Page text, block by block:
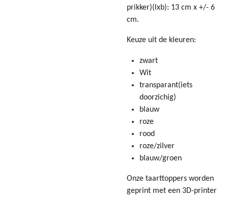
prikker)(lxb): 13 cm x +/- 6
cm.
Keuze uit de kleuren:
zwart
Wit
transparant(iets
doorzichig)
blauw
roze
rood
roze/zilver
blauw/groen
Onze taarttoppers worden
geprint met een 3D-printer